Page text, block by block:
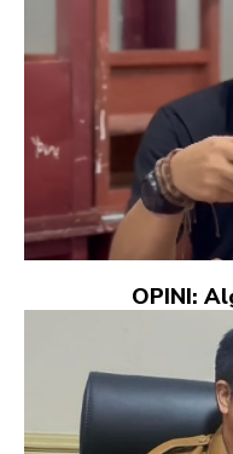
OPINI: